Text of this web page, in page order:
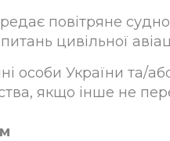
повітряне
цивільної
особи України та/
якщо інше не